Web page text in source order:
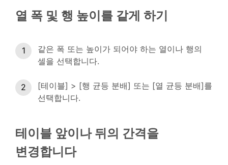
열 폭 및 행 높이를 같게 하기
같은 폭 또는 높이가 되어야 하는 열이나 행의
셀을 선택합니다.
[테이블] > [행 균등 분배] 또는 [열 균등 분배]를
선택합니다.
테이블 앞이나 뒤의 간격을
변경합니다